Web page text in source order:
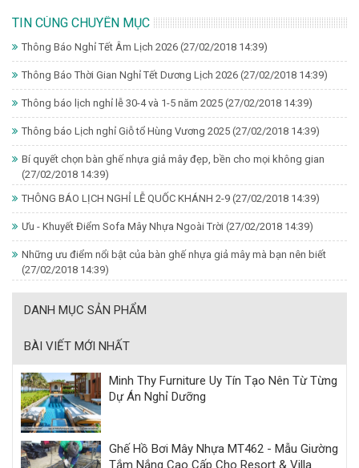
TIN CÙNG CHUYÊN MỤC
Thông Báo Nghỉ Tết Âm Lịch 2026 (27/02/2018 14:39)
Thông Báo Thời Gian Nghỉ Tết Dương Lịch 2026 (27/02/2018 14:39)
Thông báo lịch nghỉ lễ 30-4 và 1-5 năm 2025 (27/02/2018 14:39)
Thông báo Lịch nghỉ Giỗ tổ Hùng Vương 2025 (27/02/2018 14:39)
Bí quyết chọn bàn ghế nhựa giả mây đẹp, bền cho mọi không gian
(27/02/2018 14:39)
THÔNG BÁO LỊCH NGHỈ LỄ QUỐC KHÁNH 2-9 (27/02/2018 14:39)
Ưu - Khuyết Điểm Sofa Mây Nhựa Ngoài Trời (27/02/2018 14:39)
Những ưu điểm nổi bật của bàn ghế nhựa giả mây mà bạn nên biết
(27/02/2018 14:39)
DANH MỤC SẢN PHẨM
BÀI VIẾT MỚI NHẤT
Minh Thy Furniture Uy Tín Tạo Nên Từ Từng
Dự Án Nghỉ Dưỡng
Ghế Hồ Bơi Mây Nhựa MT462 - Mẫu Giường
Tắm Nắng Cao Cấp Cho Resort & Villa